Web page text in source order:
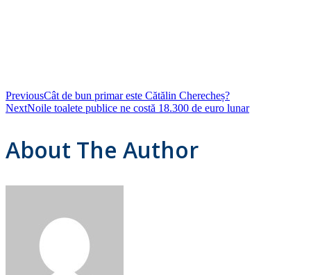
PreviousCât de bun primar este Cătălin Cherecheș?
NextNoile toalete publice ne costă 18.300 de euro lunar
About The Author